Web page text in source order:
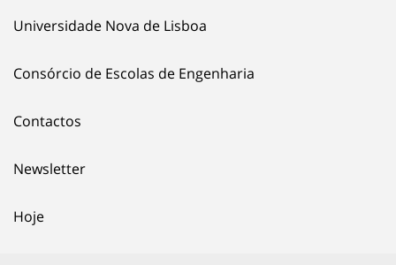
Universidade Nova de Lisboa
Consórcio de Escolas de Engenharia
Contactos
Newsletter
Hoje